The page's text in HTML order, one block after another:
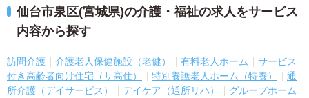
仙台市泉区(宮城県)の介護・福祉の求人をサービス
内容から探す
訪問介護 介護老人保健施設（老健） 有料老人ホーム
サービス
付き高齢者向け住宅（サ高住）
特別養護老人ホーム（特養）
通
所介護（デイサービス）
デイケア（通所リハ）
グループホーム